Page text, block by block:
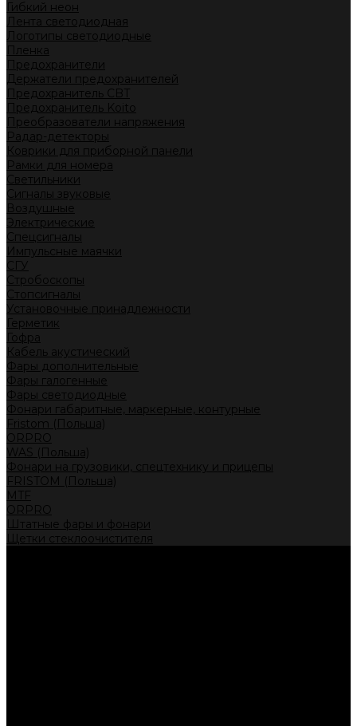
Гибкий неон
Лента светодиодная
Логотипы светодиодные
Пленка
Предохранители
Держатели предохранителей
Предохранитель CBT
Предохранитель Koito
Преобразователи напряжения
Радар-детекторы
Коврики для приборной панели
Рамки для номера
Светильники
Сигналы звуковые
Воздушные
Электрические
Спецсигналы
Импульсные маячки
СГУ
Стробоскопы
Стопсигналы
Установочные принадлежности
Герметик
Гофра
Кабель акустический
Фары дополнительные
Фары галогенные
Фары светодиодные
Фонари габаритные, маркерные, контурные
Fristom (Польша)
ORPRO
WAS (Польша)
Фонари на грузовики, спецтехнику и прицепы
FRISTOM (Польша)
MTF
ORPRO
Штатные фары и фонари
Щетки стеклоочистителя